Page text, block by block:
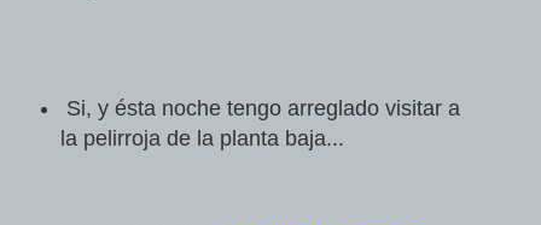
Si, y ésta noche tengo arreglado visitar a
la pelirroja de la planta baja...